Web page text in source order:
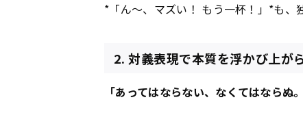
*「ん～、マズい！ もう一杯！」*も、
2. 対義表現で本質を浮かび上が
「あってはならない、なくてはならぬ。